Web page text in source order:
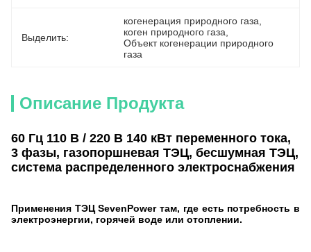
Выделить:
когенерация природного газа
коген природного газа
Объект когенерации природного
газа
Описание Продукта
60 Гц 110 В / 220 В 140 кВт переменного тока,
3 фазы, газопоршневая ТЭЦ, бесшумная ТЭЦ,
система распределенного электроснабжения
Применения ТЭЦ SevenPower там, где есть потребность в
электроэнергии, горячей воде или отоплении.